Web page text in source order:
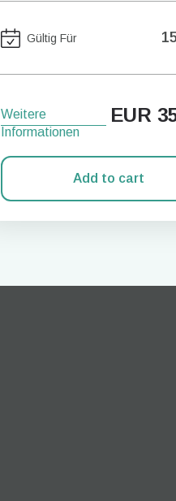
Gültig Für
Weitere
Informationen
EUR
Add to cart